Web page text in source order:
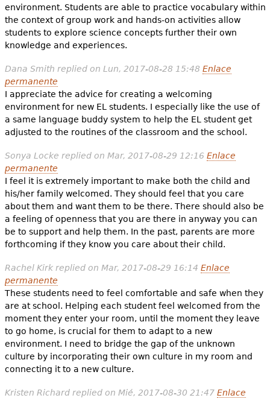
environment. Students are able to practice vocabulary within
the context of group work and hands-on activities allow
students to explore science concepts further their own
knowledge and experiences.
Dana Smith replied on Lun, 2017-08-28 15:48 Enlace
permanente
I appreciate the advice for creating a welcoming
environment for new EL students. I especially like the use of
a same language buddy system to help the EL student get
adjusted to the routines of the classroom and the school.
Sonya Locke replied on Mar, 2017-08-29 12:16 Enlace
permanente
I feel it is extremely important to make both the child and
his/her family welcomed. They should feel that you care
about them and want them to be there. There should also be
a feeling of openness that you are there in anyway you can
be to support and help them. In the past, parents are more
forthcoming if they know you care about their child.
Rachel Kirkreplied on Mar, 2017-08-29 16:14 Enlace
permanente
These students need to feel comfortable and safe when they
are at school. Helping each student feel welcomed from the
moment they enter your room, until the moment they leave
to go home, is crucial for them to adapt to a new
environment. I need to bridge the gap of the unknown
culture by incorporating their own culture in my room and
connecting it to a new culture.
Kristen Richardreplied on Mié, 2017-08-30 21:47 Enlace